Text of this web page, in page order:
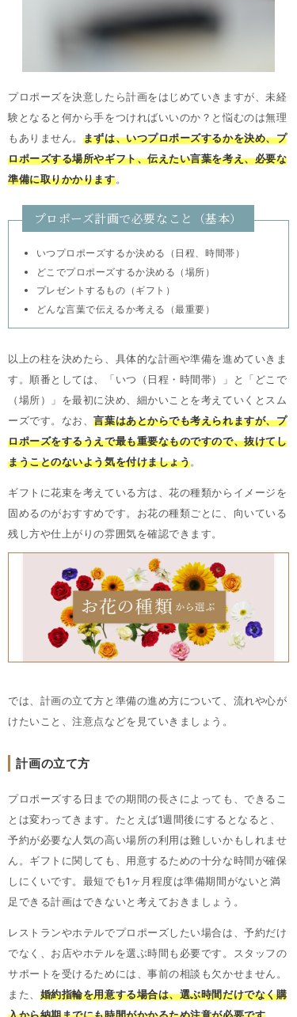
プロポーズを決意したら計画をはじめていきますが、未経
験となると何から手をつければいいのか？と悩むのは無理
もありません。 まずは、いつプロポーズするかを決め、プ
ロポーズする場所やギフト、伝えたい言葉を考え、必要な
準備に取りかかります。
プロポーズ計画で必要なこと（基本）
いつプロポーズするか決める（日程、時間帯）
どこでプロポーズするか決める（場所）
プレゼントするもの（ギフト）
どんな言葉で伝えるか考える（最重要）
以上の柱を決めたら、具体的な計画や準備を進めていきま
す。順番としては、「いつ（日程・時間帯）」と「どこで
（場所）」を最初に決め、細かいことを考えていくとスム
ーズです。なお、言葉はあとからでも考えられますが、プ
ロポーズをするうえで最も重要なものですので、抜けてし
まうことのないよう気を付けましょう。
ギフトに花束を考えている方は、花の種類からイメージを
固めるのがおすすめです。お花の種類ごとに、向いている
残し方や仕上がりの雰囲気を確認できます。
では、計画の立て方と準備の進め方について、流れや心が
けたいこと、注意点などを見ていきましょう。
計画の立て方
プロポーズする日までの期間の長さによっても、できるこ
とは変わってきます。たとえば1週間後にするとなると、
予約が必要な人気の高い場所の利用は難しいかもしれませ
ん。ギフトに関しても、用意するための十分な時間が確保
しにくいです。最短でも1ヶ月程度は準備期間がないと満
足できる計画はできないと考えておきましょう。
レストランやホテルでプロポーズしたい場合は、予約だけ
でなく、お店やホテルを選ぶ時間も必要です。スタッフの
サポートを受けるためには、事前の相談も欠かせません。
また、 婚約指輪を用意する場合は、選ぶ時間だけでなく購
入から納期までにも時間がかかるため注意が必要です